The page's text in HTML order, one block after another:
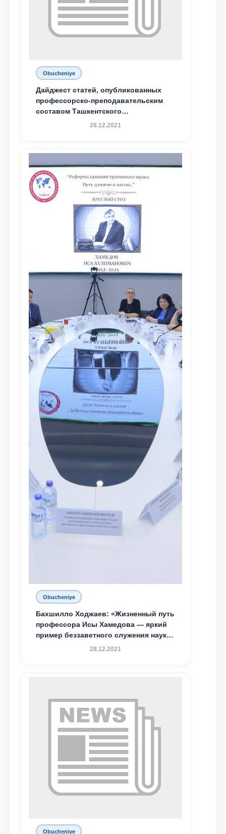
Obucheniye
Дайджест статей, опубликованных
профессорско-преподавательским
составом Ташкентского
государственного юридического
доведения до международного
сообщества результатов реформ и
исследований в сфере
противодействия коррупции
28.12.2021
Obucheniye
Бахшилло Ходжаев: «Жизненный путь
профессора Исы Хамедова — яркий
пример беззаветного служения науке,
Родине и воспитанию молодого
28.12.2021
Obucheniye